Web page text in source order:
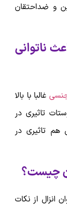
و ضداحتقان
ناتوانی
جنسیغالبا با بالا
تاثیری در
تاثیری در
چیست؟
انزال از نکات